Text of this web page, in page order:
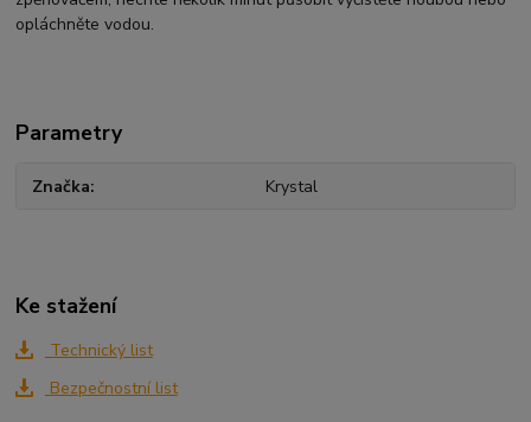
opláchněte vodou.
Parametry
Značka Krystal
Ke stažení
Technický list
Bezpečnostní list